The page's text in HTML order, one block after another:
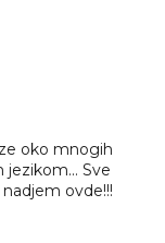
oko mnogih
Sve
ovde!!!